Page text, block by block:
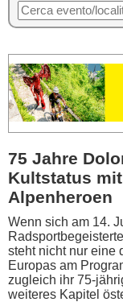
75 Jahre
Kultstatus
Alpenheroen
Wenn sich am 14.
steht nicht nur eine
Europas am
zugleich ihr 75-
weiteres Kapitel